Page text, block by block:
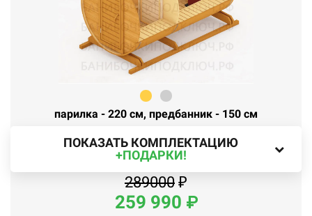
парилка - 220 см, предбанник - 150 см
ПОКАЗАТЬ КОМПЛЕКТАЦИЮ
+ПОДАРКИ!
289000 ₽
259 990 ₽